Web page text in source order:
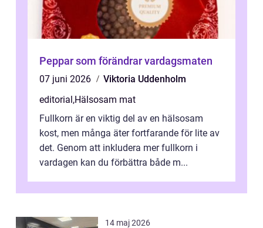
Peppar som förändrar vardagsmaten
07 juni 2026
Viktoria Uddenholm
editorial,Hälsosam mat
Fullkorn är en viktig del av en hälsosam
kost, men många äter fortfarande för lite av
det. Genom att inkludera mer fullkorn i
vardagen kan du förbättra både m...
14 maj 2026